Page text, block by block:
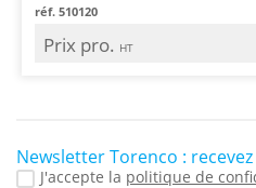
réf. 510120
Prix pro. HT
Newsletter Torenco :
J'accepte la politique de